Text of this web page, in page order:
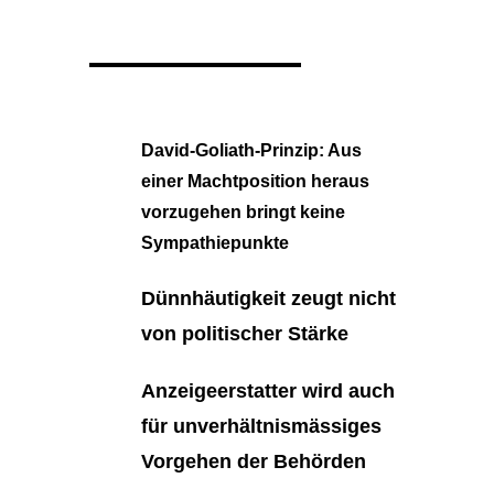
David-Goliath-Prinzip: Aus
einer Machtposition heraus
vorzugehen bringt keine
Sympathiepunkte
Dünnhäutigkeit zeugt nicht
von politischer Stärke
Anzeigeerstatter wird auch
für unverhältnismässiges
Vorgehen der Behörden